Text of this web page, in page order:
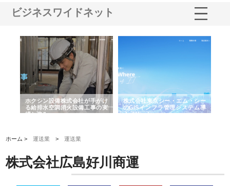
ビジネスワイドネット
ホクシン設備株式会社が手がけ
る給排水空調消火設備工事の実
績と強み
株式会社東京シー・エム・シー
のGISインフラ管理システム導
入メリット
ホーム >運送業 >運送業
株式会社広島好川商運